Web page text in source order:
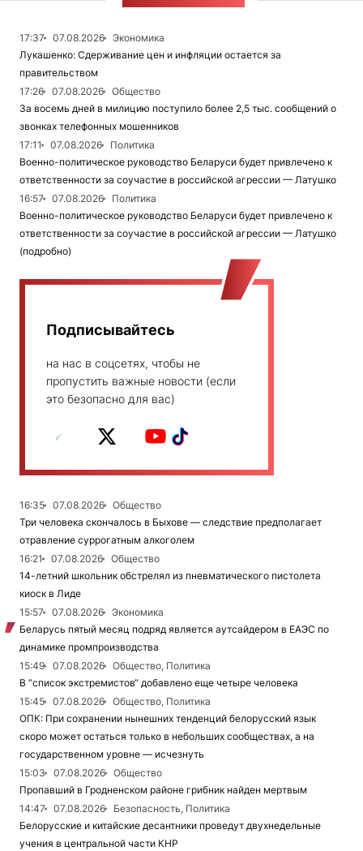
17:37 07.08.2026
Экономика
Лукашенко: Сдерживание цен и инфляции остается за
правительством
17:26
07.08.2026
Общество
За восемь дней в милицию поступило более 2,5 тыс. сообщений о
звонках телефонных мошенников
17:11
07.08.2026
Политика
Военно-политическое руководство Беларуси будет привлечено к
ответственности за соучастие в российской агрессии — Латушко
16:57
07.08.2026
Политика
Военно-политическое руководство Беларуси будет привлечено к
ответственности за соучастие в российской агрессии — Латушко
(подробно)
Подписывайтесь
на нас в соцсетях, чтобы не
пропустить важные новости (если
это безопасно для вас)
16:35 07.08.2026
Общество
Три человека скончалось в Быхове — следствие предполагает
отравление суррогатным алкоголем
16:21
07.08.2026
Общество
14-летний школьник обстрелял из пневматического пистолета
киоск в Лиде
15:57
07.08.2026
Экономика
Беларусь пятый месяц подряд является аутсайдером в ЕАЭС по
динамике промпроизводства
15:49
07.08.2026
Общество, Политика
В “список экстремистов“ добавлено еще четыре человека
15:45
07.08.2026
Общество, Политика
ОПК: При сохранении нынешних тенденций белорусский язык
скоро может остаться только в небольших сообществах, а на
государственном уровне — исчезнуть
15:03
07.08.2026
Общество
Пропавший в Гродненском районе грибник найден мертвым
14:47
07.08.2026
Безопасность, Политика
Белорусские и китайские десантники проведут двухнедельные
учения в центральной части КНР